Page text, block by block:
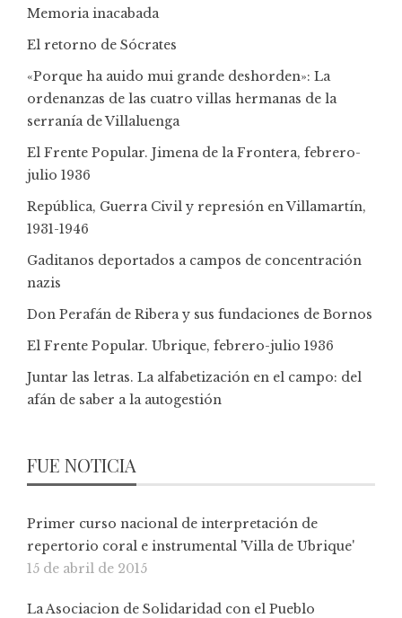
Memoria inacabada
El retorno de Sócrates
«Porque ha auido mui grande deshorden»: La
ordenanzas de las cuatro villas hermanas de la
serranía de Villaluenga
El Frente Popular. Jimena de la Frontera, febrero-
julio 1936
República, Guerra Civil y represión en Villamartín,
1931-1946
Gaditanos deportados a campos de concentración
nazis
Don Perafán de Ribera y sus fundaciones de Bornos
El Frente Popular. Ubrique, febrero-julio 1936
Juntar las letras. La alfabetización en el campo: del
afán de saber a la autogestión
FUE NOTICIA
Primer curso nacional de interpretación de
repertorio coral e instrumental 'Villa de Ubrique'
15 de abril de 2015
La Asociacion de Solidaridad con el Pueblo